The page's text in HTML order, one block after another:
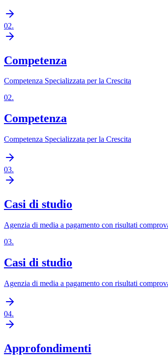
02.
Competenza
Competenza Specializzata per la Crescita
02.
Competenza
Competenza Specializzata per la Crescita
03.
Casi di studio
Agenzia di media a pagamento con risultati
03.
Casi di studio
Agenzia di media a pagamento con risultati
04.
Approfondimenti